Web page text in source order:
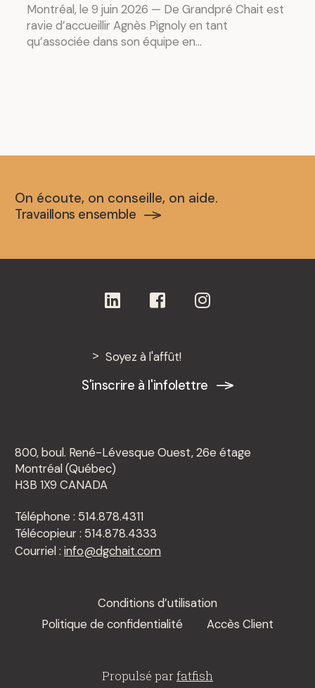
Montréal, le 9 juin 2026 — De Grandpré Chait est
ravie d’accueillir Agnès Pignoly en tant
qu’associée dans son équipe en...
On écoute, on conseille, on aide.
Travaillons ensemble
Soyez à l'affût!
S'inscrire à l'infolettre
800, boul. René-Lévesque Ouest, 26e étage
Montréal (Québec)
H3B 1X9 CANADA
Téléphone : 514.878.4311
Télécopieur : 514.878.4333
Courriel : info@dgchait.com
Conditions d’utilisation
Politique de confidentialité
Accès Client
Propulsé parfatfish